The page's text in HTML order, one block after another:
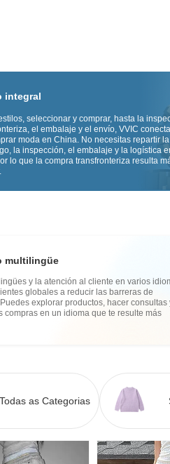
integral
seleccionar y comprar, hasta la
el embalaje y el envío, VVIC
moda en China. No necesitas repartir
la inspección, el embalaje y la logística
lo que la compra transfronteriza resulta
multilingüe
y la atención al cliente en varios
globales a reducir las barreras de
explorar productos, hacer consultas
compras en un idioma que te resulte más
Todas as Categorias